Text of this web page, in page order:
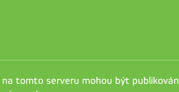
tomto serveru mohou být